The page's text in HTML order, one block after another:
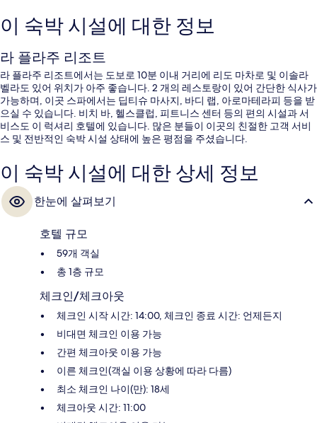
이 숙박 시설에 대한 정보
라 플라주 리조트
라 플라주 리조트에서는 도보로 10분 이내 거리에 리도 마차로 및 이솔라
벨라도 있어 위치가 아주 좋습니다. 2 개의 레스토랑이 있어 간단한 식사가
가능하며, 이곳 스파에서는 딥티슈 마사지, 바디 랩, 아로마테라피 등을 받
으실 수 있습니다. 비치 바, 헬스클럽, 피트니스 센터 등의 편의 시설과 서
비스도 이 럭셔리 호텔에 있습니다. 많은 분들이 이곳의 친절한 고객 서비
스 및 전반적인 숙박 시설 상태에 높은 평점을 주셨습니다.
이 숙박 시설에 대한 상세 정보
한눈에 살펴보기
호텔 규모
59개 객실
총 1층 규모
체크인/체크아웃
체크인 시작 시간: 14:00, 체크인 종료 시간: 언제든지
비대면 체크인 이용 가능
간편 체크아웃 이용 가능
이른 체크인(객실 이용 상황에 따라 다름)
최소 체크인 나이(만): 18세
체크아웃 시간: 11:00